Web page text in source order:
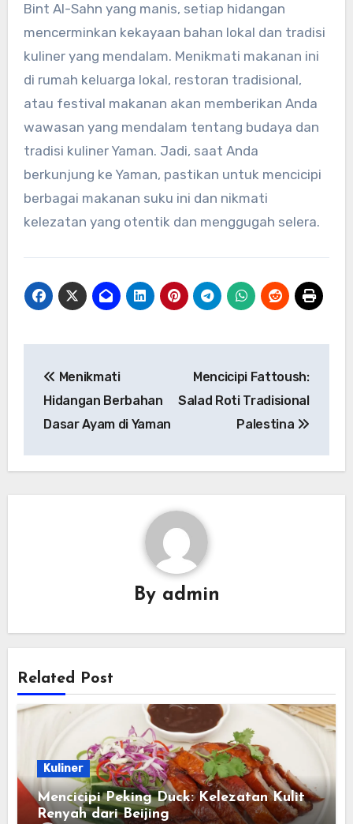
Bint Al-Sahn yang manis, setiap hidangan
mencerminkan kekayaan bahan lokal dan tradisi
kuliner yang mendalam. Menikmati makanan ini
di rumah keluarga lokal, restoran tradisional,
atau festival makanan akan memberikan Anda
wawasan yang mendalam tentang budaya dan
tradisi kuliner Yaman. Jadi, saat Anda
berkunjung ke Yaman, pastikan untuk mencicipi
berbagai makanan suku ini dan nikmati
kelezatan yang otentik dan menggugah selera.
pos
Menikmati
Hidangan Berbahan
Dasar Ayam di Yaman
Mencicipi Fattoush:
Salad Roti Tradisional
Palestina
By admin
Related Post
Kuliner
Mencicipi Peking Duck: Kelezatan Kulit
Renyah dari Beijing